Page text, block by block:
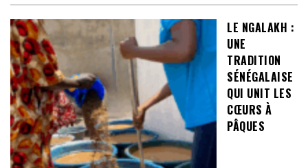
LE NGALAKH :
UNE
TRADITION
SÉNÉGALAISE
QUI UNIT LES
CŒURS À
PÂQUES